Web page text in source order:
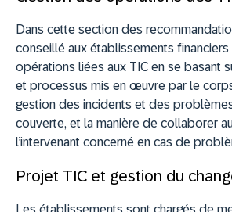
Dans cette section des
conseillé aux établissements
opérations liées aux TIC en se basant
et processus mis en œuvre par le
gestion des incidents et des
couverte, et la manière de collaborer
l’intervenant concerné en cas de
Projet TIC et gestion du
Les établissements sont chargés de